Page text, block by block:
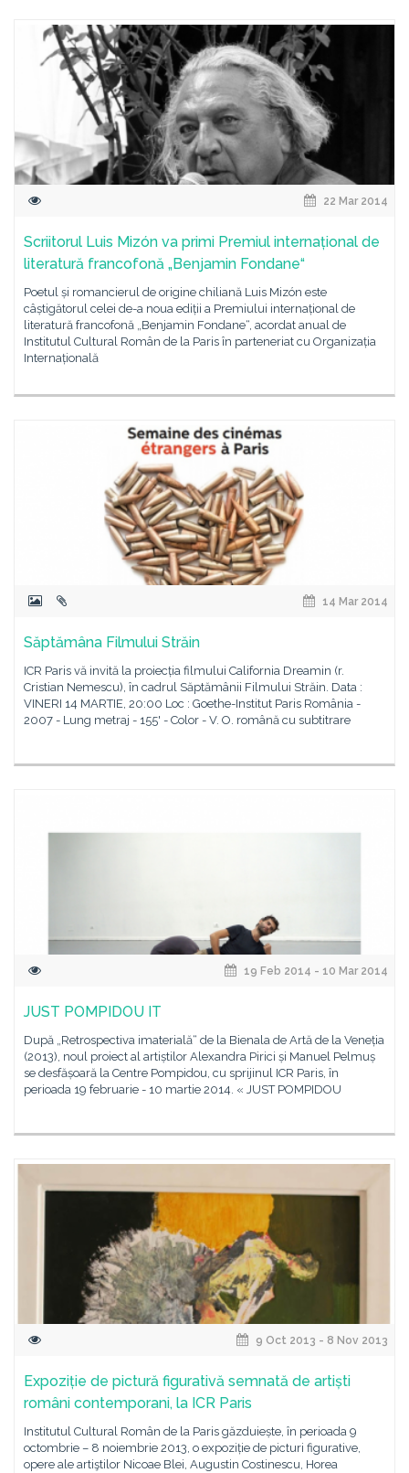
22 Mar 2014
Scriitorul Luis Mizón va primi Premiul internațional de
literatură francofonă „Benjamin Fondane“
Poetul și romancierul de origine chiliană Luis Mizón este
câștigătorul celei de-a noua ediții a Premiului internațional de
literatură francofonă „Benjamin Fondane“, acordat anual de
Institutul Cultural Român de la Paris în parteneriat cu Organizația
Internațională
14 Mar 2014
Săptămâna Filmului Străin
ICR Paris vă invită la proiecția filmului California Dreamin (r.
Cristian Nemescu), în cadrul Săptămânii Filmului Străin. Data :
VINERI 14 MARTIE, 20:00 Loc : Goethe-Institut Paris România -
2007 - Lung metraj - 155' - Color - V. O. română cu subtitrare
19 Feb 2014 - 10 Mar 2014
JUST POMPIDOU IT
După „Retrospectiva imaterială“ de la Bienala de Artă de la Veneția
(2013), noul proiect al artiștilor Alexandra Pirici și Manuel Pelmuș
se desfășoară la Centre Pompidou, cu sprijinul ICR Paris, în
perioada 19 februarie - 10 martie 2014. « JUST POMPIDOU
9 Oct 2013 - 8 Nov 2013
Expoziție de pictură figurativă semnată de artiști
români contemporani, la ICR Paris
Institutul Cultural Român de la Paris găzduiește, în perioada 9
octombrie – 8 noiembrie 2013, o expoziție de picturi figurative,
opere ale artiştilor Nicoae Blei, Augustin Costinescu, Horea